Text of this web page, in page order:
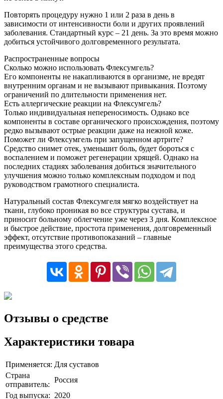
Повторять процедуру нужно 1 или 2 раза в день в
зависимости от интенсивности боли и других проявлений
заболевания. Стандартный курс – 21 день. За это время можно
добиться устойчивого долговременного результата.
Распространенные вопросы
Сколько можно использовать Флексумгель?
Его компоненты не накапливаются в организме, не вредят
внутренним органам и не вызывают привыкания. Поэтому
ограничений по длительности применения нет.
Есть аллергические реакции на Флексумгель?
Только индивидуальная непереносимость. Однако все
компоненты в составе органического происхождения, поэтому
редко вызывают острые реакции даже на нежной коже.
Поможет ли Флексумгель при запущенном артрите?
Средство снимет отек, уменьшит боль, будет бороться с
воспалением и поможет регенерации хрящей. Однако на
последних стадиях заболевания добиться значительного
улучшения можно только комплексным подходом и под
руководством грамотного специалиста.
Натуральный состав Флексумгеля мягко воздействует на
ткани, глубоко проникая во все структуры сустава, и
приносит больному облегчение уже через 3 дня. Комплексное
и быстрое действие, простота применения, долговременный
эффект, отсутствие противопоказаний – главные
преимущества этого средства.
Отзывы о средстве
Характеристики товара
Применяется: Для суставов
Страна
отправитель:
Россия
Год выпуска: 2020